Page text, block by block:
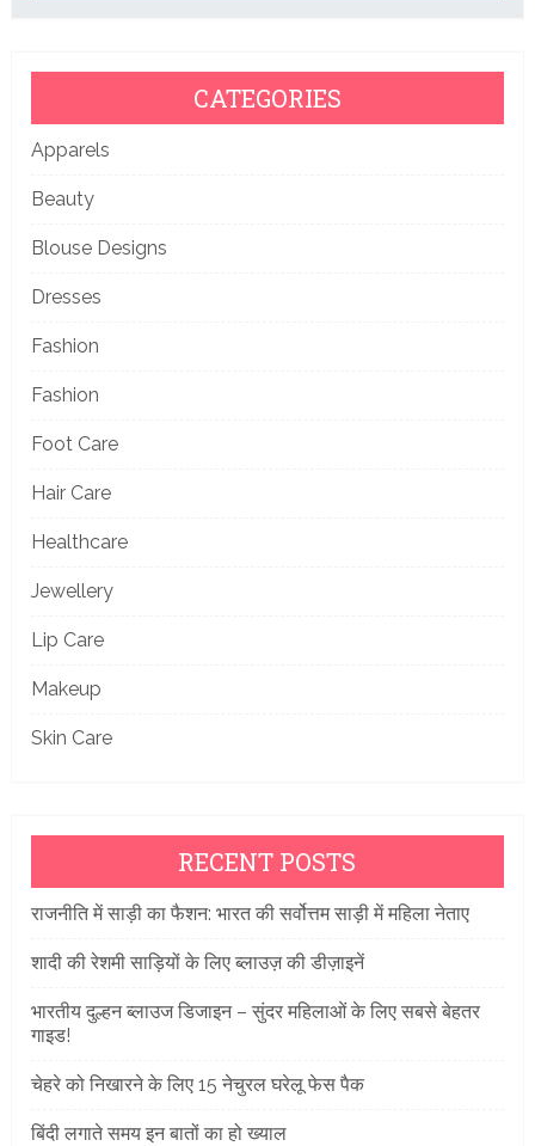
CATEGORIES
Apparels
Beauty
Blouse Designs
Dresses
Fashion
Fashion
Foot Care
Hair Care
Healthcare
Jewellery
Lip Care
Makeup
Skin Care
RECENT POSTS
राजनीति में साड़ी का फैशन: भारत की सर्वोत्तम साड़ी में महिला नेताए
शादी की रेशमी साड़ियों के लिए ब्लाउज़ की डीज़ाइनें
भारतीय दुल्हन ब्लाउज डिजाइन – सुंदर महिलाओं के लिए सबसे बेहतर
गाइड!
चेहरे को निखारने के लिए 15 नेचुरल घरेलू फेस पैक
बिंदी लगाते समय इन बातों का हो ख्याल